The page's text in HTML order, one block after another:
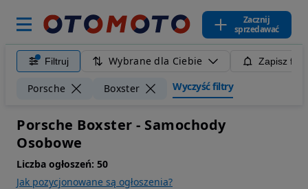
Zacznij
sprzedawać
Filtruj Wybrane dla Ciebie Zapisz
Porsche Boxster Wyczyść filtry
Porsche Boxster - Samochody
Osobowe
Liczba ogłoszeń: 50
Jak pozycjonowane są ogłoszenia?